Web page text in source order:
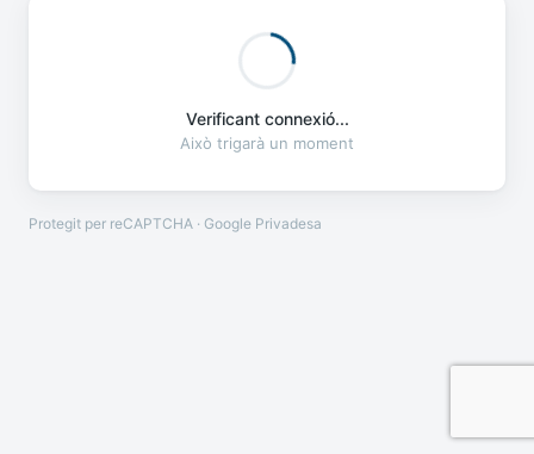
Verificant connexió...
Això trigarà un moment
Protegit per reCAPTCHA · Google Privadesa